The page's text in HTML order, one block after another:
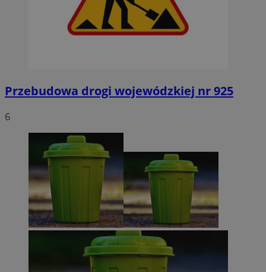
Przebudowa drogi wojewódzkiej nr 925
6